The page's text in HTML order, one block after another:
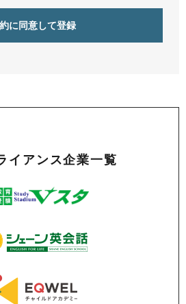
イアンス企業一覧